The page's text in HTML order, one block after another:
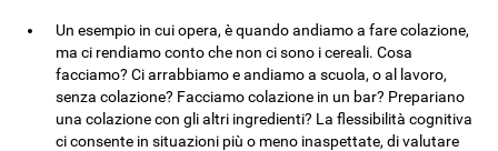
Un esempio in cui opera, è quando andiamo a fare colazione,
ma ci rendiamo conto che non ci sono i cereali. Cosa
facciamo? Ci arrabbiamo e andiamo a scuola, o al lavoro,
senza colazione? Facciamo colazione in un bar? Prepariano
una colazione con gli altri ingredienti? La flessibilità cognitiva
ci consente in situazioni più o meno inaspettate, di valutare